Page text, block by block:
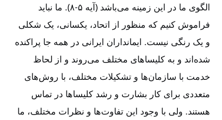
الگوی ما در این زمینه می‌باشد (آیه ۵-‏۸). ما نباید
فراموش کنیم که منظور از اتحاد، یکسانی‌، یک شکلی
و یک رنگی نیست‌. ایمانداران ایرانی در همه جا پراکنده
شده‌اند و به کلیساهای مختلف می‌روند و از لحاظ
خدمت با سازمان‌ها و تشکیلات مختلف، با روش‌های
متعددی برای کار بشارت و رشد کلیساها در تماس
هستند. ولی با وجود این تفاوت‌ها و نظرات مختلف‌، ما